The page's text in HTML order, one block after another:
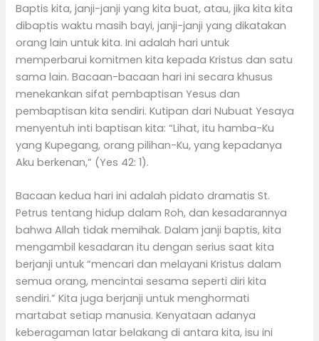
Baptis kita, janji-janji yang kita buat, atau, jika kita kita
dibaptis waktu masih bayi, janji-janji yang dikatakan
orang lain untuk kita. Ini adalah hari untuk
memperbarui komitmen kita kepada Kristus dan satu
sama lain. Bacaan-bacaan hari ini secara khusus
menekankan sifat pembaptisan Yesus dan
pembaptisan kita sendiri. Kutipan dari Nubuat Yesaya
menyentuh inti baptisan kita: “Lihat, itu hamba-Ku
yang Kupegang, orang pilihan-Ku, yang kepadanya
Aku berkenan,” (Yes 42: 1).
Bacaan kedua hari ini adalah pidato dramatis St.
Petrus tentang hidup dalam Roh, dan kesadarannya
bahwa Allah tidak memihak. Dalam janji baptis, kita
mengambil kesadaran itu dengan serius saat kita
berjanji untuk “mencari dan melayani Kristus dalam
semua orang, mencintai sesama seperti diri kita
sendiri.” Kita juga berjanji untuk menghormati
martabat setiap manusia. Kenyataan adanya
keberagaman latar belakang di antara kita, isu ini